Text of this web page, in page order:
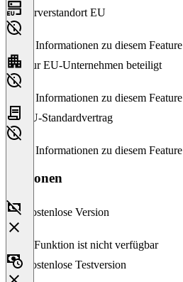
Serverstandort EU
Keine Informationen zu diesem Feature
Nur EU-Unternehmen beteiligt
Keine Informationen zu diesem Feature
EU-Standardvertrag
Keine Informationen zu diesem Feature
Versionen
Kostenlose Version
Diese Funktion ist nicht verfügbar
Kostenlose Testversion